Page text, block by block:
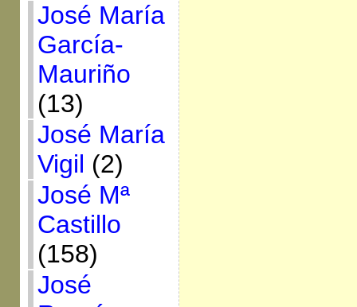
José María
García-
Mauriño
(13)
José María
Vigil (2)
José Mª
Castillo
(158)
José